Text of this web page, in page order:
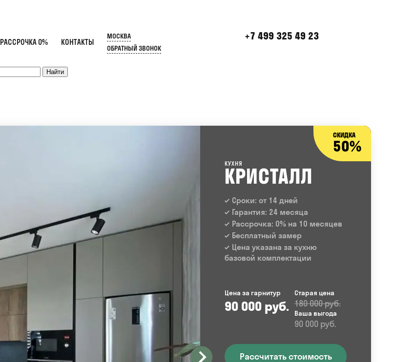
РАССРОЧКА 0% КОНТАКТЫ
+7 499 325 49 23
МОСКВА
ОБРАТНЫЙ ЗВОНОК
СКИДКА
50%
КУХНЯ
КРИСТАЛЛ
Сроки: от 14 дней
Гарантия: 24 месяца
Рассрочка: 0% на 10 месяцев
Бесплатный замер
Цена указана за кухню
базовой комплектации
Цена за гарнитур
90 000 руб.
Старая цена
180 000 руб.
Ваша выгода
90 000 руб.
Рассчитать стоимость